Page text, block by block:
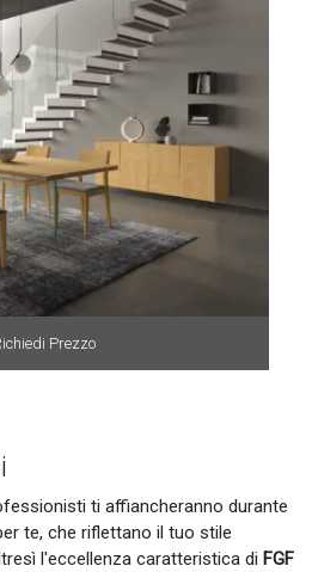
Prezzo
ti affiancheranno durante
te, che riflettano il tuo stile
l'eccellenza caratteristica di FGF